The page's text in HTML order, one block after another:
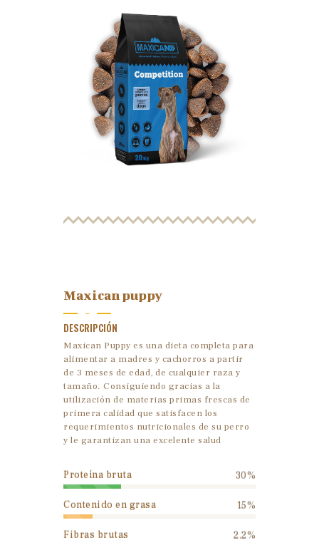
-
Maxican puppy
DESCRIPCIÓN
Maxican Puppy es una dieta completa para
alimentar a madres y cachorros a partir
de 3 meses de edad, de cualquier raza y
tamaño. Consiguiendo gracias a la
utilización de materias primas frescas de
primera calidad que satisfacen los
requerimientos nutricionales de su perro
y le garantizan una excelente salud
Proteína bruta 30%
Contenido en grasa 15%
Fibras brutas 2.2%